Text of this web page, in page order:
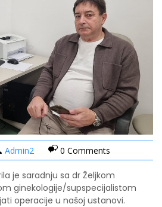
Admin2 0 Comments
je saradnju sa dr Željkom
ginekologije/supspecijalistom
operacije u našoj ustanovi.